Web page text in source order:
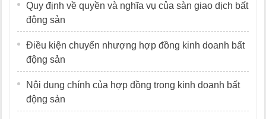
Quy định về quyền và nghĩa vụ của sàn giao dịch bất
động sản
Điều kiện chuyển nhượng hợp đồng kinh doanh bất
động sản
Nội dung chính của hợp đồng trong kinh doanh bất
động sản